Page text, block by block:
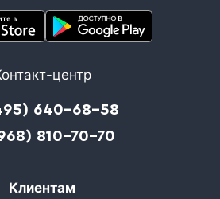
центр
640-68-58
810-70-70
Клиентам